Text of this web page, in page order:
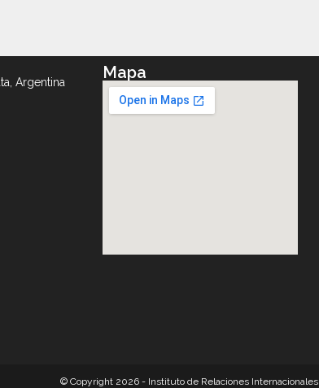
Argentina Mapa
© Copyright 2026 - Instituto de Relaciones Internacionales